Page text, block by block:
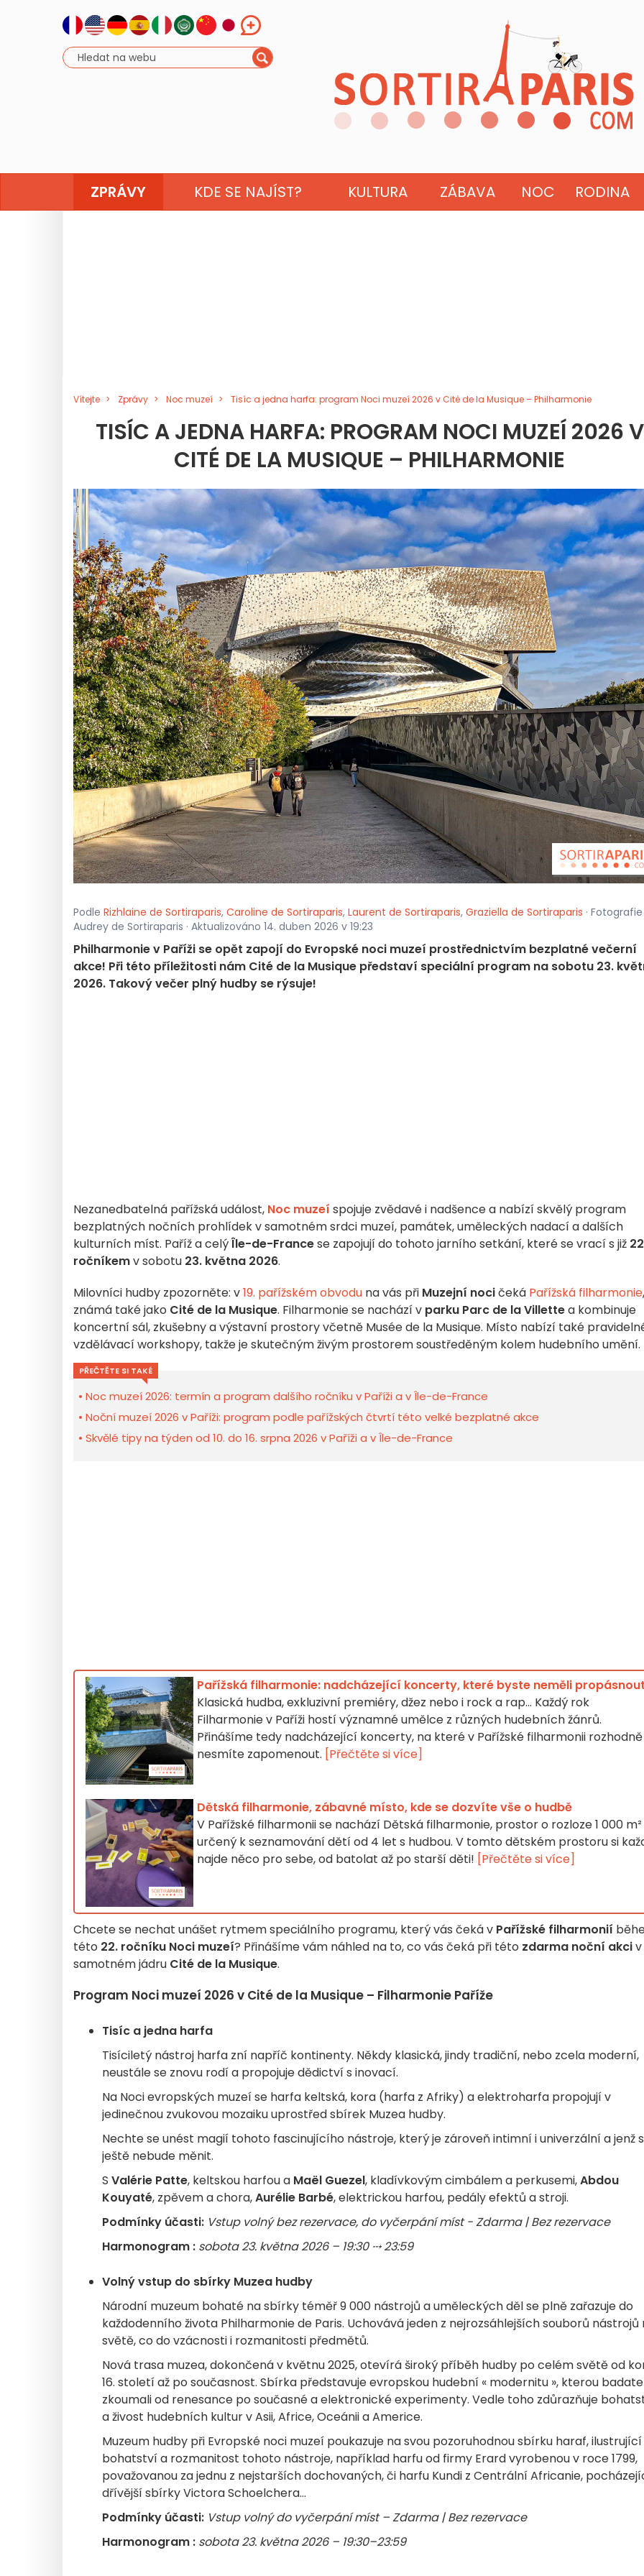
ZPRÁVY KDE SE NAJÍST? KULTURA ZÁBAVA NOC RODINA
Vítejte Zprávy Noc muzeí Tisíc a jedna harfa: program Noci muzeí 2026 v Cité de la Musique – Philharmonie
TISÍC A JEDNA HARFA: PROGRAM NOCI MUZEÍ 2026 V
CITÉ DE LA MUSIQUE – PHILHARMONIE
Podle Rizhlaine de Sortiraparis, Caroline de Sortiraparis, Laurent de Sortiraparis, Graziella de Sortiraparis ·
Audrey de Sortiraparis · Aktualizováno 14. duben 2026 v 19:23
Philharmonie v Paříži se opět zapojí do Evropské noci muzeí prostřednictvím bezplatné večerní
akce! Při této příležitosti nám Cité de la Musique představí speciální program na sobotu 23.
2026. Takový večer plný hudby se rýsuje!
Nezanedbatelná pařížská událost, Noc muzeí spojuje zvědavé i nadšence a nabízí skvělý program
bezplatných nočních prohlídek v samotném srdci muzeí, památek, uměleckých nadací a dalších
kulturních míst. Paříž a celýÎle-de-Francese zapojují do tohoto jarního setkání, které se vrací s již
ročníkemv sobotu 23. května 2026.
Milovníci hudby zpozorněte: v19. pařížském obvodu na vás při Muzejní nocičeká Pařížská filharmonie,
známá také jako Cité de la Musique. Filharmonie se nachází v parku Parc de la Villettea kombinuje
koncertní sál, zkušebny a výstavní prostory včetně Musée de la Musique. Místo nabízí také
vzdělávací workshopy, takže je skutečným živým prostorem soustředěným kolem hudebního umění.
PŘEČTĚTE SI TAKÉ
Noc muzeí 2026: termín a program dalšího ročníku v Paříži a v Île-de-France
Noční muzeí 2026 v Paříži: program podle pařížských čtvrtí této velké bezplatné akce
Skvělé tipy na týden od 10. do 16. srpna 2026 v Paříži a v Île-de-France
Pařížská filharmonie: nadcházející koncerty, které byste neměli
Klasická hudba, exkluzivní premiéry, džez nebo i rock a rap... Každý rok
Filharmonie v Paříži hostí významné umělce z různých hudebních žánrů.
Přinášíme tedy nadcházející koncerty, na které v Pařížské filharmonii rozhodně
nesmíte zapomenout. [Přečtěte si více]
Dětská filharmonie, zábavné místo, kde se dozvíte vše o hudbě
V Pařížské filharmonii se nachází Dětská filharmonie, prostor o rozloze 1 000 m²
určený k seznamování dětí od 4 let s hudbou. V tomto dětském prostoru si
najde něco pro sebe, od batolat až po starší děti! [Přečtěte si více]
Chcete se nechat unášet rytmem speciálního programu, který vás čeká v Pařížské filharmonií
této 22. ročníku Noci muzeí? Přinášíme vám náhled na to, co vás čeká při této zdarma noční akciv
samotném jádru Cité de la Musique.
Program Noci muzeí 2026 v Cité de la Musique – Filharmonie Paříže
Tisíc a jedna harfa
Tisíciletý nástroj harfa zní napříč kontinenty. Někdy klasická, jindy tradiční, nebo zcela moderní,
neustále se znovu rodí a propojuje dědictví s inovací.
Na Noci evropských muzeí se harfa keltská, kora (harfa z Afriky) a elektroharfa propojují v
jedinečnou zvukovou mozaiku uprostřed sbírek Muzea hudby.
Nechte se unést magií tohoto fascinujícího nástroje, který je zároveň intimní i univerzální a jenž
ještě nebude měnit.
S Valérie Patte, keltskou harfou a Maël Guezel, kladívkovým cimbálem a perkusemi,Abdou
Kouyaté, zpěvem a chora,Aurélie Barbé, elektrickou harfou, pedály efektů a stroji.
Podmínky účasti: Vstup volný bez rezervace, do vyčerpání míst - Zdarma | Bez rezervace
Harmonogram : sobota 23. května 2026 – 19:30 ⤏ 23:59
Volný vstup do sbírky Muzea hudby
Národní muzeum bohaté na sbírky téměř 9 000 nástrojů a uměleckých děl se plně zařazuje do
každodenního života Philharmonie de Paris. Uchovává jeden z nejrozsáhlejších souborů nástrojů
světě, co do vzácnosti i rozmanitosti předmětů.
Nová trasa muzea, dokončená v květnu 2025, otevírá široký příběh hudby po celém světě od
16. století až po současnost. Sbírka představuje evropskou hudební « modernitu », kterou
zkoumali od renesance po současné a elektronické experimenty. Vedle toho zdůrazňuje
a živost hudebních kultur v Asii, Africe, Oceánii a Americe.
Muzeum hudby při Evropské noci muzeí poukazuje na svou pozoruhodnou sbírku haraf, ilustrující
bohatství a rozmanitost tohoto nástroje, například harfu od firmy Erard vyrobenou v roce 1799,
považovanou za jednu z nejstarších dochovaných, či harfu Kundi z Centrální Africanie,
dřívější sbírky Victora Schoelchera…
Podmínky účasti: Vstup volný do vyčerpání míst – Zdarma | Bez rezervace
Harmonogram : sobota 23. května 2026 – 19:30–23:59